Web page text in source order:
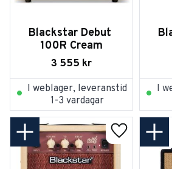
Blackstar Debut
100R Cream
3 555 kr
I weblager, leveranstid
1-3 vardagar
I
Lägg till i